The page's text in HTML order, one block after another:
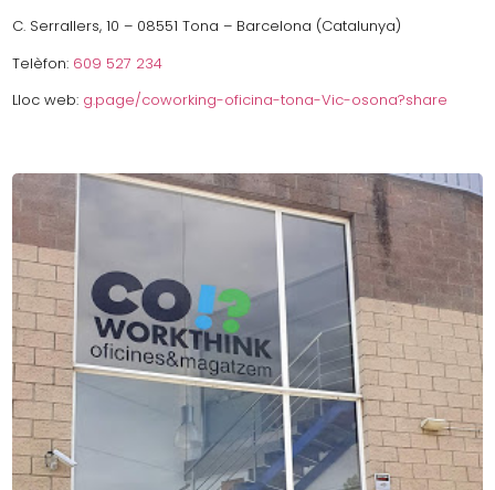
C. Serrallers, 10 – 08551 Tona – Barcelona (Catalunya)
Telèfon: 609 527 234
Lloc web: g.page/coworking-oficina-tona-Vic-osona?share